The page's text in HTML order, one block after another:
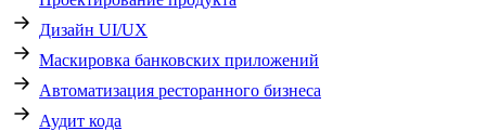
Дизайн UI/UX
Маскировка банковских приложений
Автоматизация ресторанного бизнеса
Аудит кода